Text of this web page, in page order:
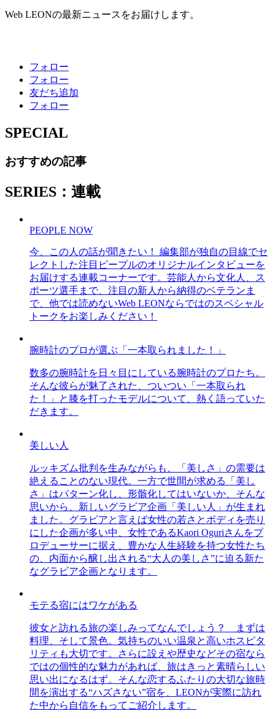
Web LEONの最新ニュースをお届けします。
フォロー
フォロー
友だち追加
フォロー
SPECIAL
おすすめの記事
SERIES：連載
PEOPLE NOW
今、この人の話が聞きたい！ 編集部が独自の目線でセ
レクトした注目ピープルのオリジナルインタビューを
お届けする連載コーナーです。芸能人から文化人、ス
ポーツ選手まで、注目の新人から納得のベテランま
で、他では読めないWeb LEONならではのスペシャル
トークをお楽しみください！
腕時計のプロが選ぶ「一本取られました！」
数多の腕時計を日々目にしている腕時計のプロたち。
そんな彼らが魅了された、ついつい「一本取られ
た！」と膝を打ったモデルについて、熱く語っていた
だきます。
美しい人
ルッキズム批判を生みながらも、「美しさ」の需要は
絶えることのない現代。一方で世間が求める「美し
さ」はパターン化し、形骸化してはいないか、そんな
思いから、新しいグラビア企画「美しい人」が生まれ
ました。グラビアと言えば女性の若さとボディを売り
にした企画が多い中、女性であるKaori Oguriさんをプ
ロデューサーに据え、豊かな人生経験を持つ女性たち
の、内面から醸し出される“大人の美しさ”に迫る新た
なグラビア企画となります。
モテる宿にはワケがある
彼女と訪れる旅の楽しみってなんでしょう？ まずは
料理、そして景色。気持ちのいい温泉と高いホスピタ
リティも大切です。さらに設えや歴史などその宿なら
ではの個性的な魅力があれば、旅はきっと素晴らしい
思い出になるはず。そんな恋するふたりの大切な旅時
間を演出する“ハズさない”宿を、LEONが実際に訪れ
た中から自信をもってご紹介します。